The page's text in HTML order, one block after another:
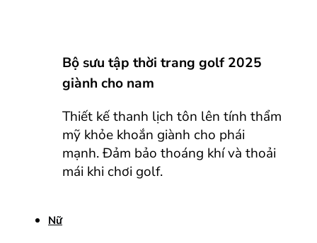
Bộ sưu tập thời trang golf 2025
giành cho nam
Thiết kế thanh lịch tôn lên tính thẩm
mỹ khỏe khoắn giành cho phái
mạnh. Đảm bảo thoáng khí và thoải
mái khi chơi golf.
Nữ